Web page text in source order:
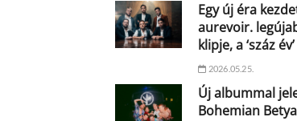
Egy új éra
aurevoir.
klipje, a ‘száz év’
2026.05.25.
Új albummal
Bohemian